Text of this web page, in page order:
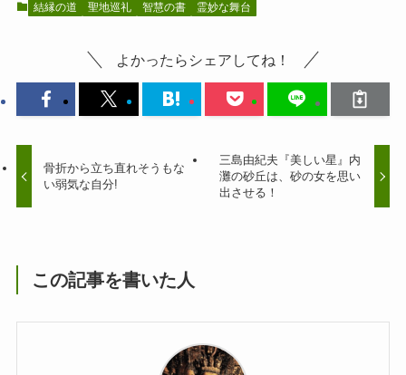
結縁の道 聖地巡礼 智慧の書 霊妙な舞台
よかったらシェアしてね！
骨折から立ち直れそうもな
い弱気な自分!
三島由紀夫『美しい星』内
灘の砂丘は、砂の女を思い
出させる！
この記事を書いた人